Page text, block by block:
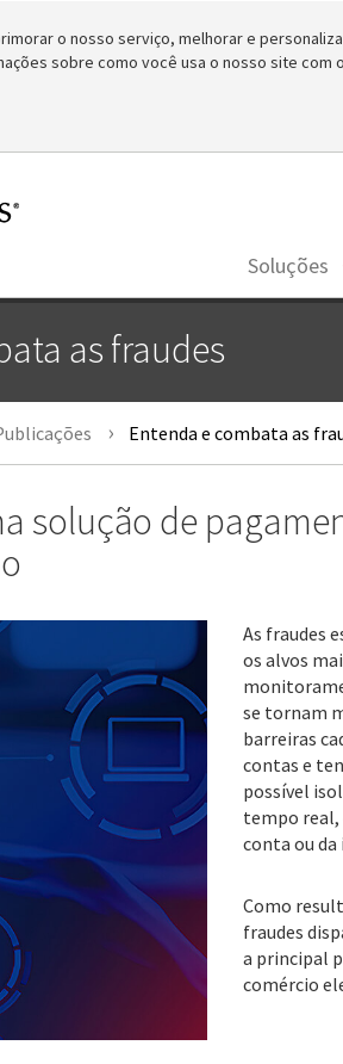
o nosso serviço, melhorar e
sobre como você usa o nosso site
Soluções
as fraudes
Entenda e combata as
solução de
As fraudes
os alvos
se tornam
barreiras
contas e
possível
tempo
conta ou da
Como
fraudes
a principal
comércio